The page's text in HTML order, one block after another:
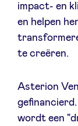
NXT
Sponsors
impact- en
en helpen
te creëren.
Asterion
wordt een